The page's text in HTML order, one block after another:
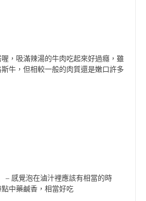
，吸滿辣湯的牛肉吃起來好過癮，雖
牛，但相較一般的肉質還是嫩口許多
– 感覺泡在滷汁裡應該有相當的時
中藥鹹香，相當好吃